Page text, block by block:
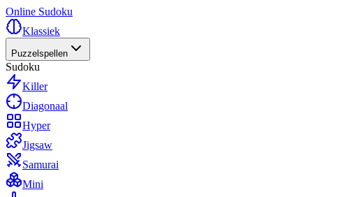
Online Sudoku
Klassiek
Puzzelspellen
Sudoku
Killer
Diagonaal
Hyper
Jigsaw
Samurai
Mini